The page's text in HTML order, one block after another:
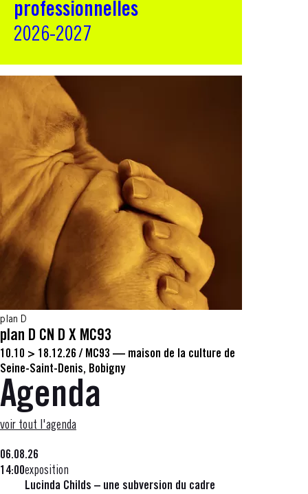
professionnelles
2026-2027
plan D
plan D CN D X MC93
10.10 > 18.12.26 / MC93 — maison de la culture de
Seine-Saint-Denis, Bobigny
Agenda
voir tout l'agenda
06.08.26
14:00exposition
Lucinda Childs – une subversion du cadre